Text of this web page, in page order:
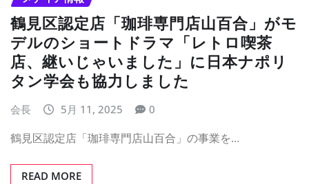
鶴見区認定店「珈琲専門店山百合」がモ
デルのショートドラマ「レトロ喫茶
店、継いじゃいました」に日本ナポリ
タン学会も協力しました
会長 5月 11, 2025 0
鶴見区認定店「珈琲専門店山百合」の事業を…
READ MORE